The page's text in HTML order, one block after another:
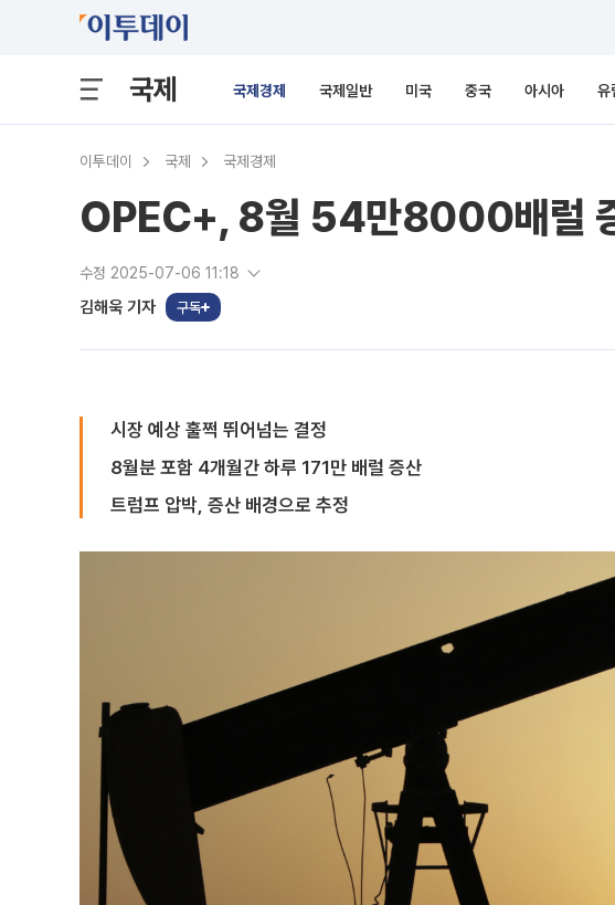
국제 국제경제 국제일반 미국 중국 아시아 유
이투데이 국제 국제경제
OPEC+, 8월 54만8000배럴
수정 2025-07-06 11:18
김해욱 기자 구독
시장 예상 훌쩍 뛰어넘는 결정
8월분 포함 4개월간 하루 171만 배럴 증산
트럼프 압박, 증산 배경으로 추정